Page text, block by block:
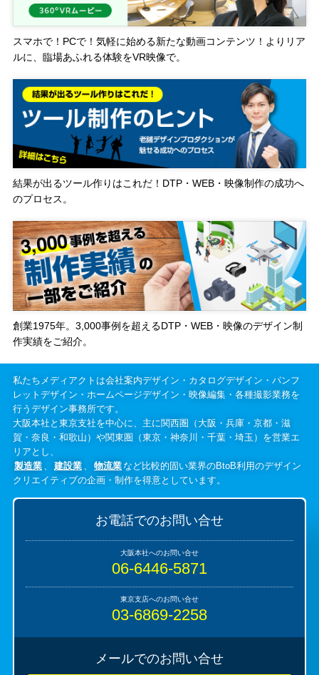
スマホで！PCで！気軽に始める新たな動画コンテンツ！よりリア
ルに、臨場あふれる体験をVR映像で。
結果が出るツール作りはこれだ！DTP・WEB・映像制作の成功へ
のプロセス。
創業1975年。3,000事例を超えるDTP・WEB・映像のデザイン制
作実績をご紹介。
私たちメディアクトは会社案内デザイン・カタログデザイン・パンフ
レットデザイン・ホームページデザイン・映像編集・各種撮影業務を
行うデザイン事務所です。
大阪本社と東京支社を中心に、主に関西圏（大阪・兵庫・京都・滋
賀・奈良・和歌山）や関東圏（東京・神奈川・千葉・埼玉）を営業エ
リアとし、
製造業
建設業 物流業など比較的固い業界のBtoB利用のデザイン
クリエイティブの企画・制作を得意としています。
お電話でのお問い合せ
06-6446-5871
03-6869-2258
メールでのお問い合せ